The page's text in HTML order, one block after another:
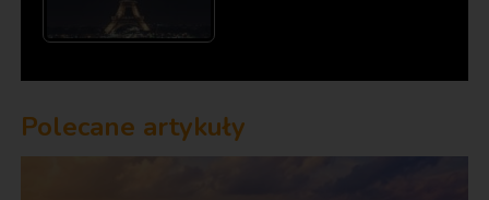
Polecane artykuły